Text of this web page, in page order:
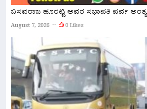
ಬಸವರಾಜ ಹೊರಟ್ಟಿ ಅವರ ಸಭಾಪತಿ ಪರ್ವ ಅಂತ್ಯ
August 7, 2026 0 Likes